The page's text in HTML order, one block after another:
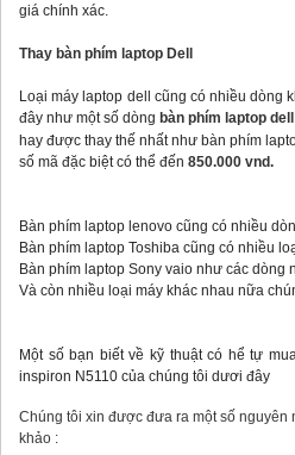
giá chính xác.
Thay bàn phím laptop Dell
Loại máy laptop dell cũng có nhiều dòng
đây như một số dòng bàn phím laptop
hay được thay thế nhất như bàn phím
số mã đặc biệt có thể đến 850.000 vnd.
Bàn phím laptop lenovo cũng có nhiều
Bàn phím laptop Toshiba cũng có nhiều
Bàn phím laptop Sony vaio như các dòng
Và còn nhiều loại máy khác nhau nữa
Một số bạn biết về kỹ thuật có hể tự
inspiron N5110 của chúng tôi dươi đây
Chúng tôi xin được đưa ra một số
khảo :